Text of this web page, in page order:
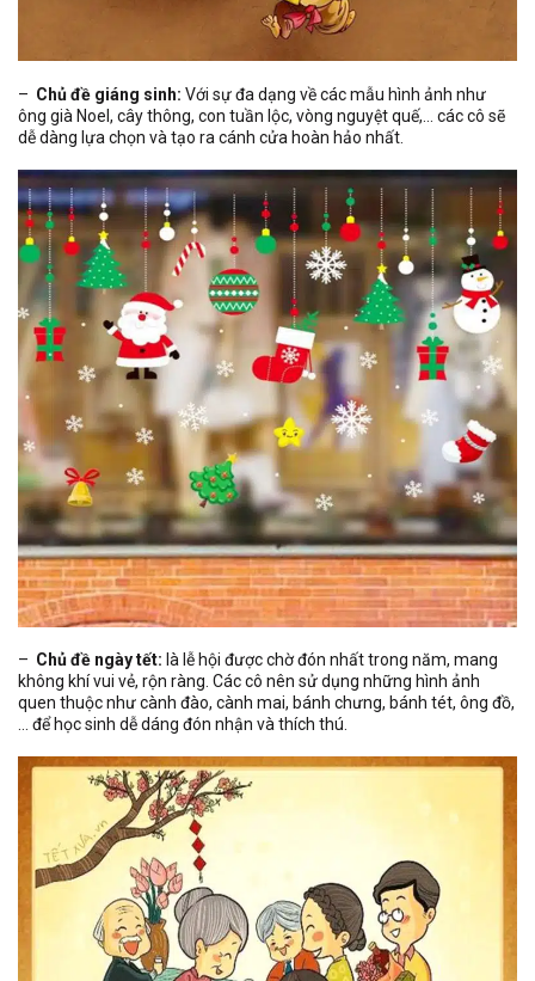
– Chủ đề giáng sinh: Với sự đa dạng về các mẫu hình ảnh như
ông già Noel, cây thông, con tuần lộc, vòng nguyệt quế,… các cô sẽ
dễ dàng lựa chọn và tạo ra cánh cửa hoàn hảo nhất.
– Chủ đề ngày tết: là lễ hội được chờ đón nhất trong năm, mang
không khí vui vẻ, rộn ràng. Các cô nên sử dụng những hình ảnh
quen thuộc như cành đào, cành mai, bánh chưng, bánh tét, ông đồ,
… để học sinh dễ dáng đón nhận và thích thú.